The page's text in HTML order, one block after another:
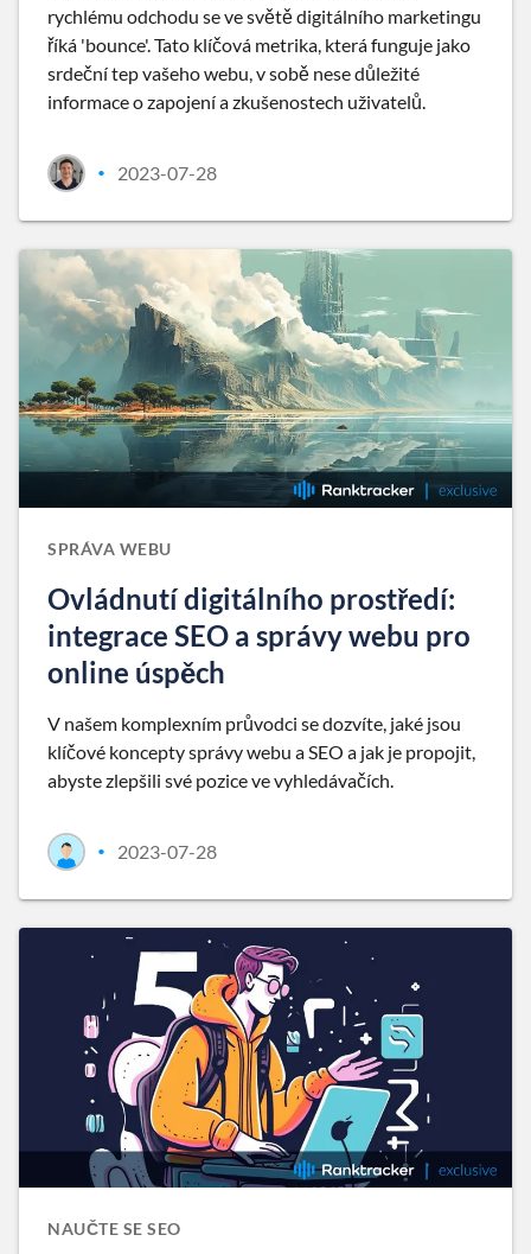
rychlému odchodu se ve světě digitálního marketingu
říká 'bounce'. Tato klíčová metrika, která funguje jako
srdeční tep vašeho webu, v sobě nese důležité
informace o zapojení a zkušenostech uživatelů.
• 2023-07-28
SPRÁVA WEBU
Ovládnutí digitálního prostředí:
integrace SEO a správy webu pro
online úspěch
V našem komplexním průvodci se dozvíte, jaké jsou
klíčové koncepty správy webu a SEO a jak je propojit,
abyste zlepšili své pozice ve vyhledávačích.
• 2023-07-28
NAUČTE SE SEO